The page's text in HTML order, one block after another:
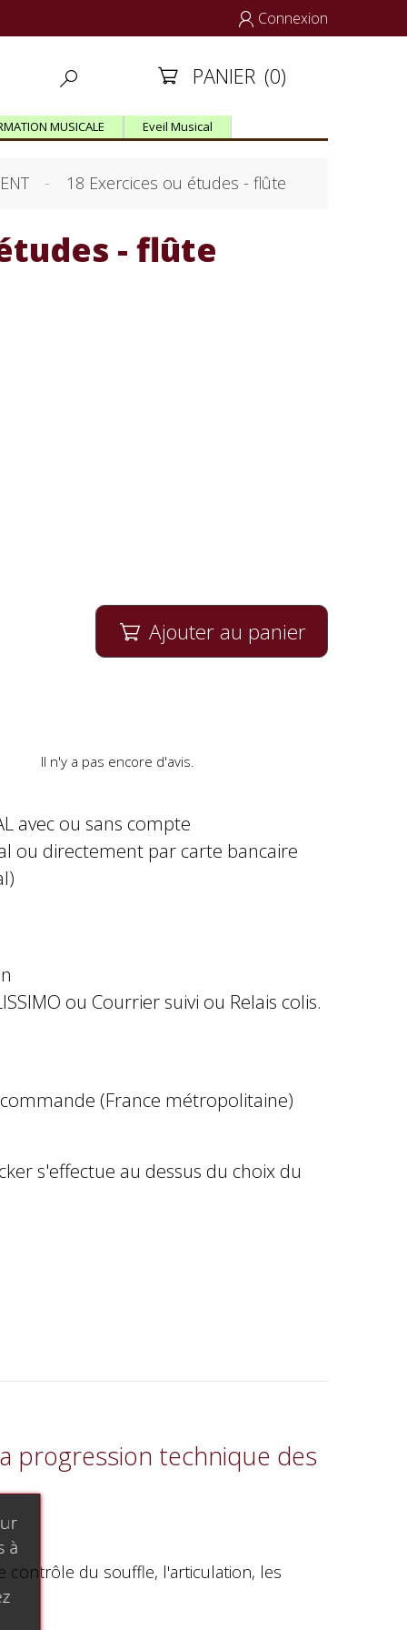
 Connexion
  PANIER (0)
MUSICALE Eveil Musical
18 Exercices ou études - flûte
- flûte
 Ajouter au panier
Il n'y a pas encore d'avis.
avec ou sans compte
ou directement par carte bancaire
ou Courrier suivi ou Relais colis.
(France métropolitaine)
s'effectue au dessus du choix du
progression technique des
contrôle du souffle, l'articulation, les
à